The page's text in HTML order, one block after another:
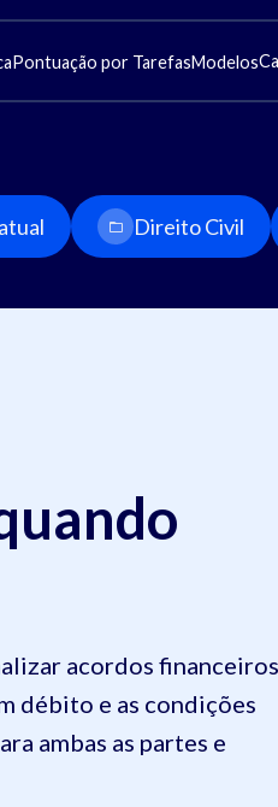
Pontuação por TarefasModelos
Direito Civil
acordos financeiros
débito e as condições
ambas as partes e